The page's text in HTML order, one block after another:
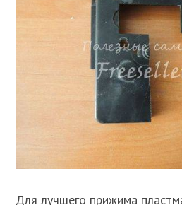
Для лучшего прижима